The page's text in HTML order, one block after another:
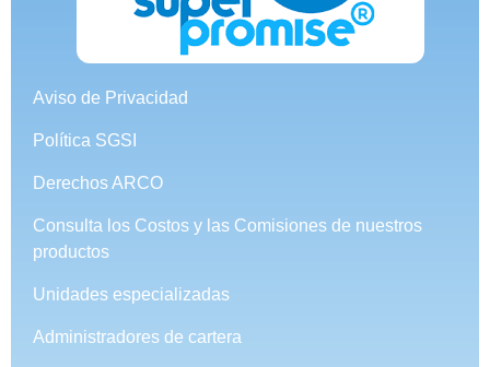
Aviso de Privacidad
Política SGSI
Derechos ARCO
Consulta los Costos y las Comisiones de nuestros
productos
Unidades especializadas
Administradores de cartera